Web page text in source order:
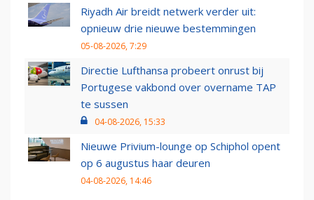
Riyadh Air breidt netwerk verder uit:
opnieuw drie nieuwe bestemmingen
05-08-2026, 7:29
Directie Lufthansa probeert onrust bij
Portugese vakbond over overname TAP
te sussen
04-08-2026, 15:33
Nieuwe Privium-lounge op Schiphol opent
op 6 augustus haar deuren
04-08-2026, 14:46